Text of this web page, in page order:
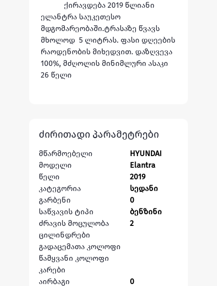
ქირავდება 2019 წლიანი
ელანტრა საუკეთესო
მდგომარეობაში.ტრასაზე წვავს
მხოლოდ  5 ლიტრას. ფასი დღეების
რაოდენობის მიხედვით. დაზღვევა
100%, მძღოლის მინიმლური ასაკი
26 წელი
ძირითადი პარამეტრები
მწარმოებელი
HYUNDAI
მოდელი
Elantra
წელი
2019
კატეგორია
სედანი
გარბენი
0
საწვავის ტიპი
ბენზინი
ძრავის მოცულობა
2
ცილინდრები
გადაცემათა კოლოფი
წამყვანი კოლოფი
კარები
აირბაგი
0